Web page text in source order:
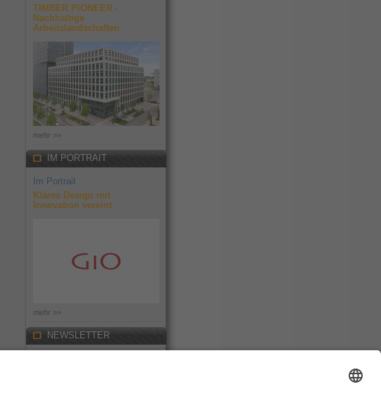
TIMBER PIONEER -
Nachhaltige
Arbeitslandschaften
mehr >>
IM PORTRAIT
Im Portrait
Klares Design mit
Innovation vereint
mehr >>
NEWSLETTER